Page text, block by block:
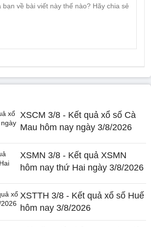
XSCM 3/8 - Kết quả xổ số Cà
Mau hôm nay ngày 3/8/2026
XSMN 3/8 - Kết quả XSMN
hôm nay thứ Hai ngày 3/8/2026
XSTTH 3/8 - Kết quả xổ số Huế
hôm nay 3/8/2026